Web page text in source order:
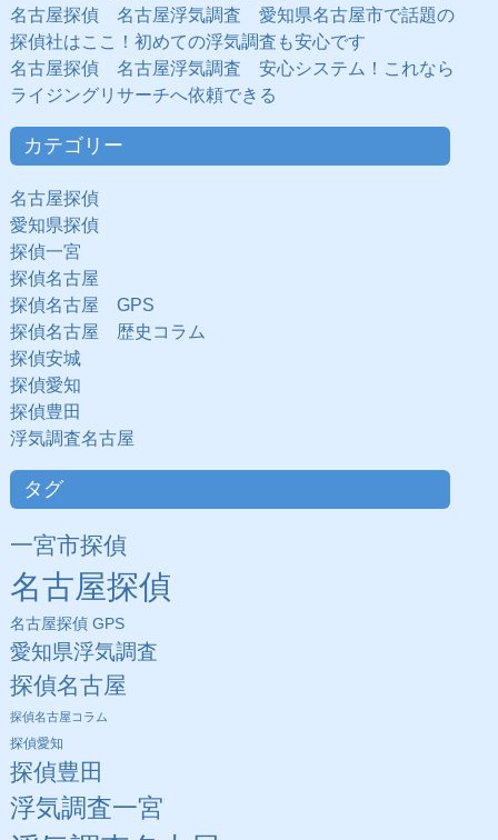
名古屋探偵 名古屋浮気調査 愛知県名古屋市で話題の
探偵社はここ！初めての浮気調査も安心です
名古屋探偵 名古屋浮気調査 安心システム！これなら
ライジングリサーチへ依頼できる
カテゴリー
名古屋探偵
愛知県探偵
探偵一宮
探偵名古屋
探偵名古屋 GPS
探偵名古屋 歴史コラム
探偵安城
探偵愛知
探偵豊田
浮気調査名古屋
タグ
一宮市探偵
名古屋探偵
名古屋探偵 GPS
愛知県浮気調査
探偵名古屋
探偵名古屋コラム
探偵愛知
探偵豊田
浮気調査一宮